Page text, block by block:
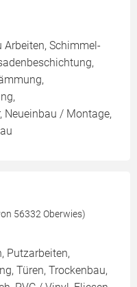
Arbeiten, Schimmel-
Neueinbau / Montage,
56332 Oberwies)
Putzarbeiten,
Türen, Trockenbau,